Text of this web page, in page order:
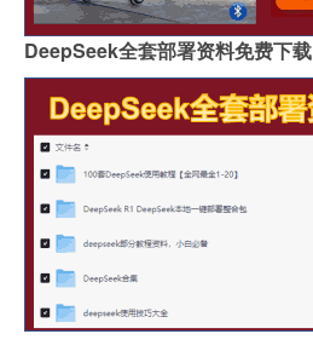
DeepSeek全套部署资料免费下载